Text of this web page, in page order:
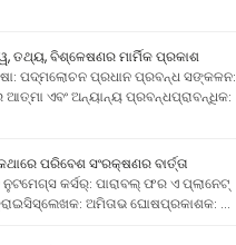
ତଥ୍ୟ, ବିଶ୍ଳେଷଣର ମାର୍ମିକ ପ୍ରକାଶ
ପଦ୍ମଲୋଚନ ପ୍ରଧାନ ପ୍ରବନ୍ଧ ସଙ୍କଳନ:
ଆତ୍ମା ଏବଂ ଅନ୍ୟାନ୍ୟ ପ୍ରବନ୍ଧପ୍ରାବନ୍ଧିକ:
ପରିବେଶ ସଂରକ୍ଷଣର ବାର୍ତ୍ତା
ନୁଟମେଗ୍ସ କର୍ସର୍: ପାରାବଲ୍ ଫର ଏ ପ୍ଲାନେଟ୍
ଅମିତାଭ ଘୋଷପ୍ରକାଶକ: …